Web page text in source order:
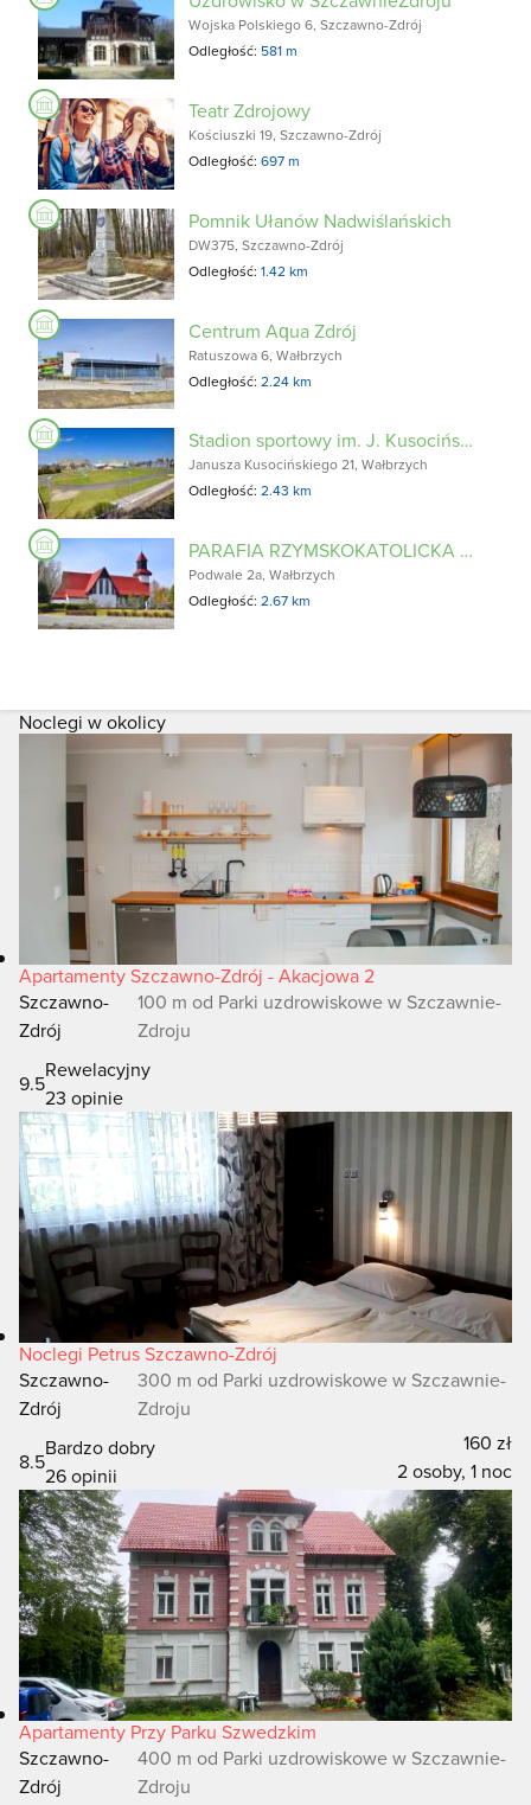
Wojska Polskiego 6, Szczawno-Zdrój
Odległość: 581 m
Teatr Zdrojowy
Kościuszki 19, Szczawno-Zdrój
Odległość:697 m
Pomnik Ułanów Nadwiślańskich
DW375, Szczawno-Zdrój
Odległość:1.42 km
Centrum Aqua Zdrój
Ratuszowa 6, Wałbrzych
Odległość:2.24 km
Stadion sportowy im. J. Kusocińskiego
Janusza Kusocińskiego 21, Wałbrzych
Odległość:2.43 km
PARAFIA RZYMSKOKATOLICKA PW. ŚW. APOSTOŁÓW PIOTRA I PAWŁA
Podwale 2a, Wałbrzych
Odległość:2.67 km
Noclegi w okolicy
Apartamenty Szczawno-Zdrój - Akacjowa 2
Szczawno-
Zdrój
100 m od Parki uzdrowiskowe w Szczawnie-
Zdroju
9.5
Rewelacyjny
23 opinie
Noclegi Petrus Szczawno-Zdrój
Szczawno-
Zdrój
300 m od Parki uzdrowiskowe w Szczawnie-
Zdroju
8.5
Bardzo dobry
26 opinii
160 zł
2 osoby, 1 noc
Apartamenty Przy Parku Szwedzkim
Szczawno-
Zdrój
400 m od Parki uzdrowiskowe w Szczawnie-
Zdroju